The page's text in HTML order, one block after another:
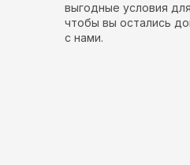
выгодные условия
чтобы вы остались
с нами.